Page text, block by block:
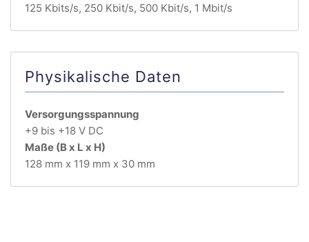
125 Kbits/s, 250 Kbit/s, 500 Kbit/s, 1 Mbit/s
Physikalische Daten
Versorgungsspannung
+9 bis +18 V DC
Maße (B x L x H)
128 mm x 119 mm x 30 mm